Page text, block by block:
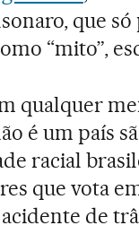
que
“mito”,
qualquer
é um país
racial
que vota
de